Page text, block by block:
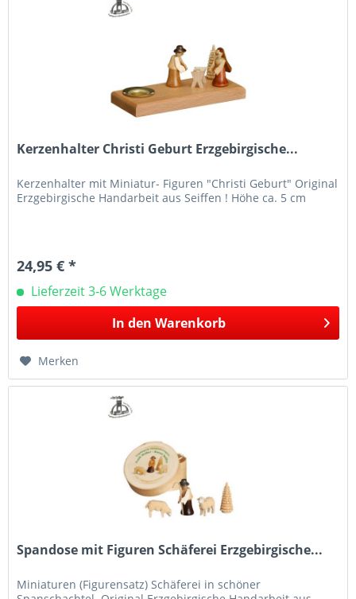
Kerzenhalter Christi Geburt Erzgebirgische...
Kerzenhalter mit Miniatur- Figuren "Christi Geburt" Original
Erzgebirgische Handarbeit aus Seiffen ! Höhe ca. 5 cm
24,95 € *
Lieferzeit 3-6 Werktage
In den Warenkorb
Merken
Spandose mit Figuren Schäferei Erzgebirgische...
Miniaturen (Figurensatz) Schäferei in schöner